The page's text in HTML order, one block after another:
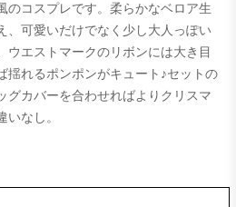
のコスプレです。柔らかなベロア生
、可愛いだけでなく少し大人っぽい
ウエストマークのリボンには大き目
揺れるポンポンがキュート♪セットの
グカバーを合わせればよりクリスマ
なし。